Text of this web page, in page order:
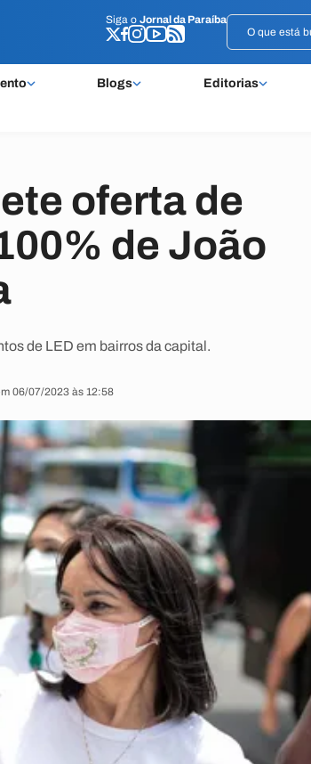
Siga o Jornal da Paraíba
Blogs Editorias
Siga o Jornal da Paraíba
oferta de
de João
de LED em bairros da capital.
06/07/2023 às 12:58